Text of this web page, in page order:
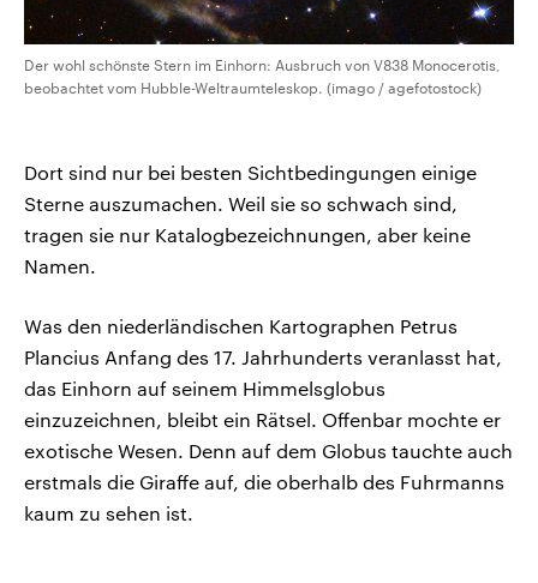
Der wohl schönste Stern im Einhorn: Ausbruch von V838 Monocerotis,
beobachtet vom Hubble-Weltraumteleskop. (imago / agefotostock)
Dort sind nur bei besten Sichtbedingungen einige
Sterne auszumachen. Weil sie so schwach sind,
tragen sie nur Katalogbezeichnungen, aber keine
Namen.
Was den niederländischen Kartographen Petrus
Plancius Anfang des 17. Jahrhunderts veranlasst hat,
das Einhorn auf seinem Himmelsglobus
einzuzeichnen, bleibt ein Rätsel. Offenbar mochte er
exotische Wesen. Denn auf dem Globus tauchte auch
erstmals die Giraffe auf, die oberhalb des Fuhrmanns
kaum zu sehen ist.